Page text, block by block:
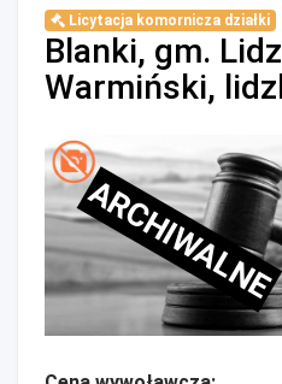
Licytacja komornicza działki
Blanki, gm.
Warmiński,
ARCHIWALNE